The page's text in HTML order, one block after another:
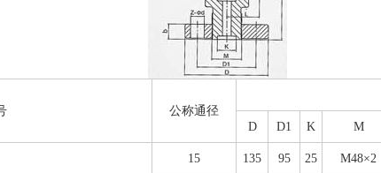
公称通径
D D1 K M
15 135 95 25 M48×2